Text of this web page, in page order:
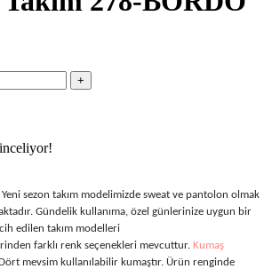
Şu
fiyat:
₺1,881.00.
Yeni sezon takım modelimizde sweat ve pantolon olmak
Gündelik kullanıma, özel günlerinize uygun bir
edilen takım modelleri
farklı renk seçenekleri mevcuttur. Kumaş
mevsim kullanılabilir kumaştır. Ürün renginde